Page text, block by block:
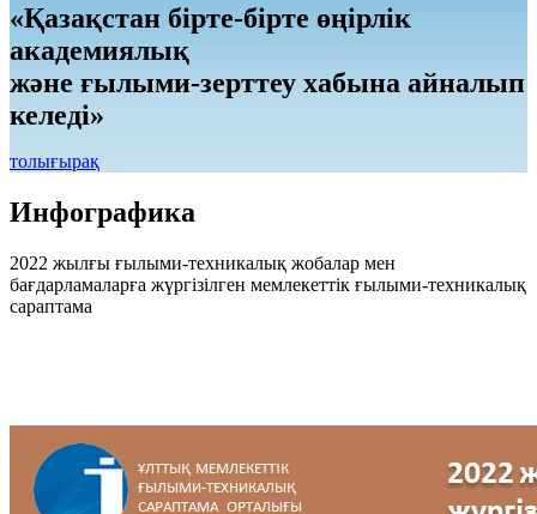
«Қазақстан бірте-бірте өңірлік
академиялық
және ғылыми-зерттеу хабына айналып
келеді»
толығырақ
Инфографика
2022 жылғы ғылыми-техникалық жобалар мен
бағдарламаларға жүргізілген мемлекеттік ғылыми-техникалық
сараптама